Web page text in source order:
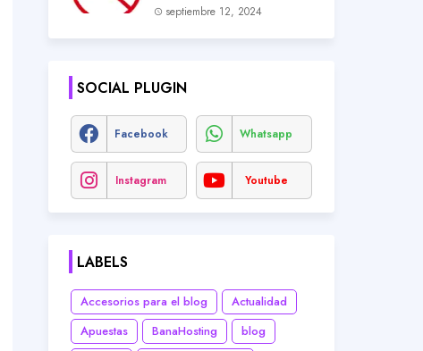
septiembre 12, 2024
SOCIAL PLUGIN
Facebook Whatsapp
Instagram Youtube
LABELS
Accesorios para el blog
Actualidad
Apuestas
BanaHosting
blog